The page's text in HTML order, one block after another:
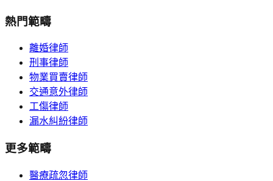
熱門範疇
離婚律師
刑事律師
物業買賣律師
交通意外律師
工傷律師
漏水糾紛律師
更多範疇
醫療疏忽律師